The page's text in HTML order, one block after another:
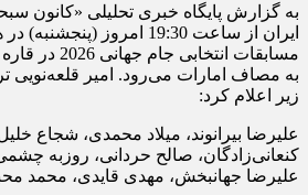
به گزارش پایگاه خبری تحلیلی «کانون
ایران از ساعت 19:30 امروز
مسابقات
به مصاف امارات می‌رود. امیر قلعه‌نویی
زیر اعلام کرد:
علیرضا بیرانوند، میلاد محمدی، شجاع
کنعانی‌زادگان، صالح حردانی، روزبه
علیرضا جهانبخش، مهدی قایدی، محمد